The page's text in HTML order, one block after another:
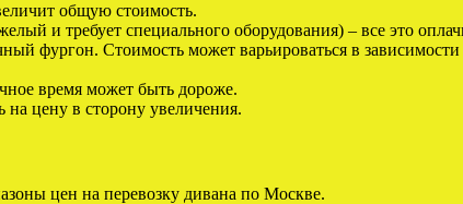
общую стоимость.
и требует специального оборудования) – все это
фургон. Стоимость может варьироваться в зависимости
время может быть дороже.
на цену в сторону увеличения.
цен на перевозку дивана по Москве.